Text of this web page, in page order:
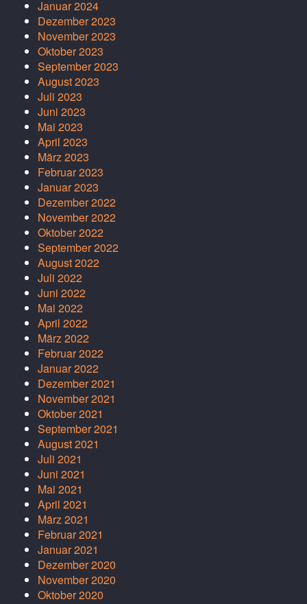
Januar 2024
Dezember 2023
November 2023
Oktober 2023
September 2023
August 2023
Juli 2023
Juni 2023
Mai 2023
April 2023
März 2023
Februar 2023
Januar 2023
Dezember 2022
November 2022
Oktober 2022
September 2022
August 2022
Juli 2022
Juni 2022
Mai 2022
April 2022
März 2022
Februar 2022
Januar 2022
Dezember 2021
November 2021
Oktober 2021
September 2021
August 2021
Juli 2021
Juni 2021
Mai 2021
April 2021
März 2021
Februar 2021
Januar 2021
Dezember 2020
November 2020
Oktober 2020